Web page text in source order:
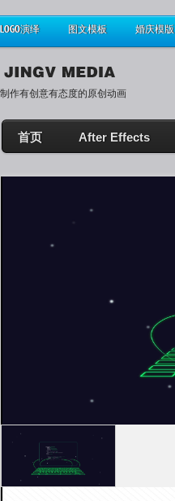
LOGO演绎 图文模板 婚庆模版
制作有创意有态度的原创动画
首页 After Effects